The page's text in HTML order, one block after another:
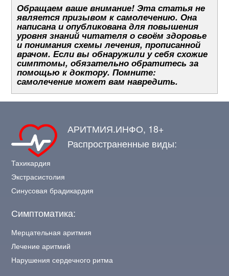
Обращаем ваше внимание! Эта статья не
является призывом к самолечению. Она
написана и опубликована для повышения
уровня знаний читателя о своём здоровье
и понимания схемы лечения, прописанной
врачом. Если вы обнаружили у себя схожие
симптомы, обязательно обратитесь за
помощью к доктору. Помните:
самолечение может вам навредить.
АРИТМИЯ.ИНФО, 18+
Распространенные виды:
Тахикардия
Экстрасистолия
Синусовая брадикардия
Симптоматика:
Мерцательная аритмия
Лечение аритмий
Нарушения сердечного ритма